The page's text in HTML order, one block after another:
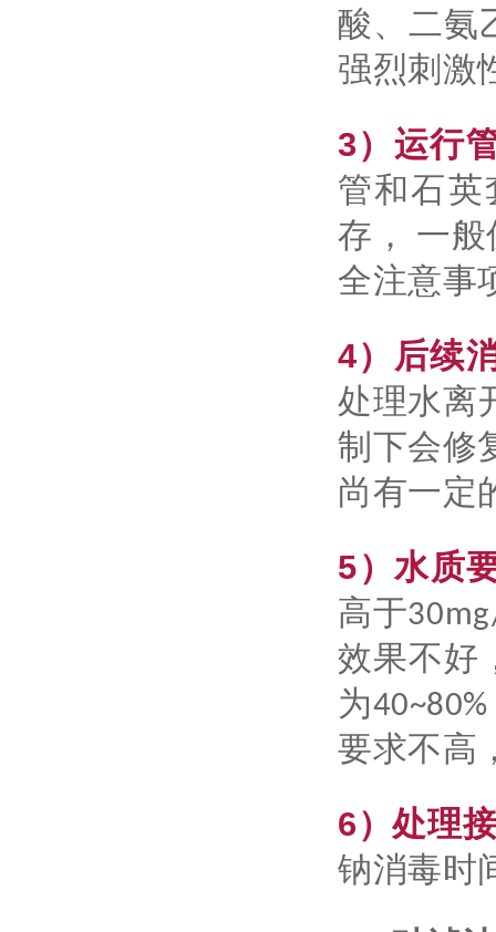
酸、二氨
强烈刺激
3）运行
管和石英
存， 一
全注意事
4）后续
处理水离
制下会修
尚有一定
5）水质
高于
效果不好
为
要求不高
6）处理
钠消毒时